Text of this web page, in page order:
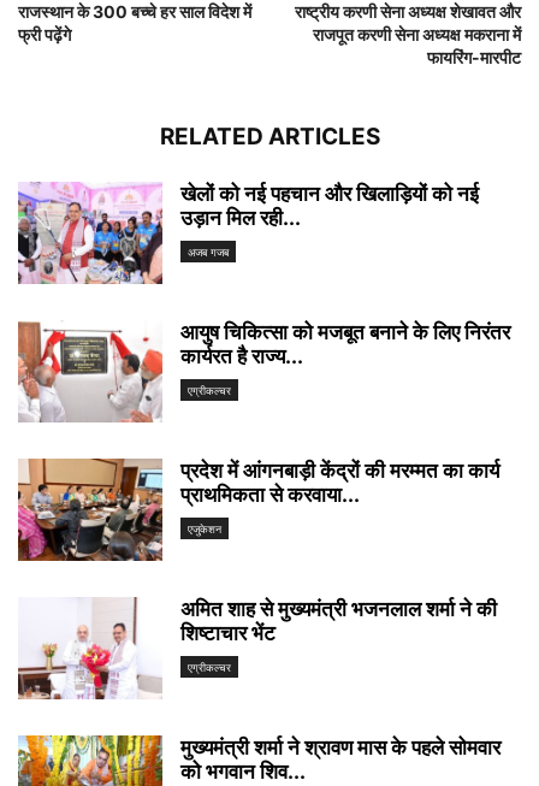
राजस्थान के 300 बच्चे हर साल विदेश में
फ्री पढ़ेंगे
राष्ट्रीय करणी सेना अध्यक्ष शेखावत और
राजपूत करणी सेना अध्यक्ष मकराना में
फायरिंग-मारपीट
RELATED ARTICLES
खेलों को नई पहचान और खिलाड़ियों को नई
उड़ान मिल रही...
अजब गजब
आयुष चिकित्सा को मजबूत बनाने के लिए निरंतर
कार्यरत है राज्य...
एग्रीकल्चर
प्रदेश में आंगनबाड़ी केंद्रों की मरम्मत का कार्य
प्राथमिकता से करवाया...
एजुकेशन
अमित शाह से मुख्यमंत्री भजनलाल शर्मा ने की
शिष्टाचार भेंट
एग्रीकल्चर
मुख्यमंत्री शर्मा ने श्रावण मास के पहले सोमवार
को भगवान शिव...